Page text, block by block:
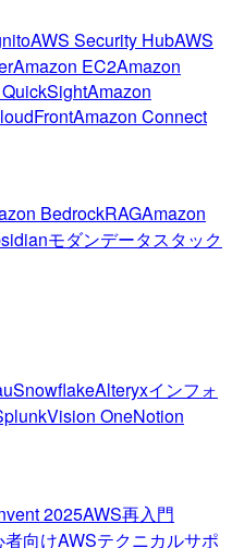
AWS Security HubAWS
Amazon EC2Amazon
Amazon
Amazon Connect
BedrockRAGAmazon
モダンデータスタック
SnowflakeAlteryxインフォ
Vision OneNotion
2025AWS再入門
者向けAWSテクニカルサポ